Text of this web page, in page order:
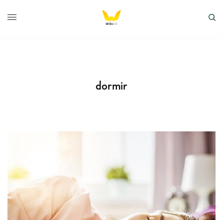
dormir